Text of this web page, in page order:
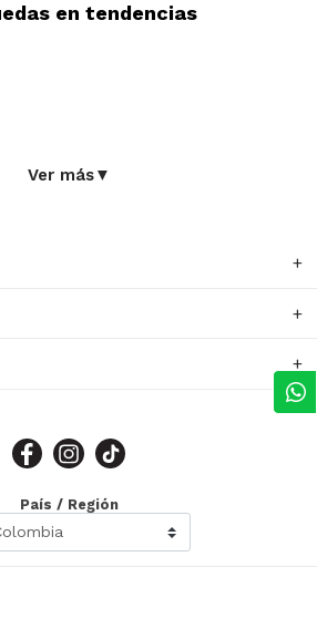
en tendencias
Ver más▼
País / Región